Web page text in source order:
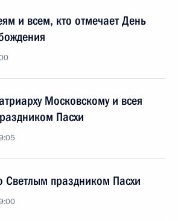
и всем, кто отмечает День
Московскому и всея
Пасхи
Светлым праздником Пасхи